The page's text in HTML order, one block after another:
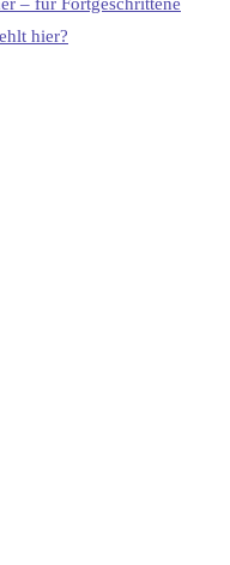
hier?